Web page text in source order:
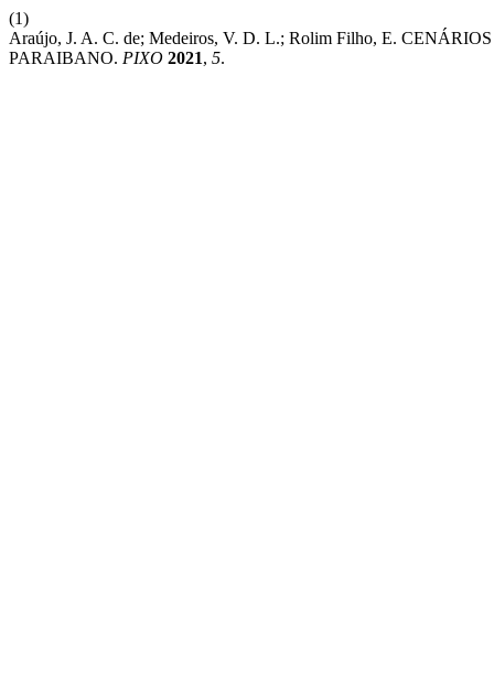
(1)
Araújo, J. A. C. de; Medeiros, V. D. L.; Rolim Filho, E.
PARAIBANO. PIXO 2021, 5.